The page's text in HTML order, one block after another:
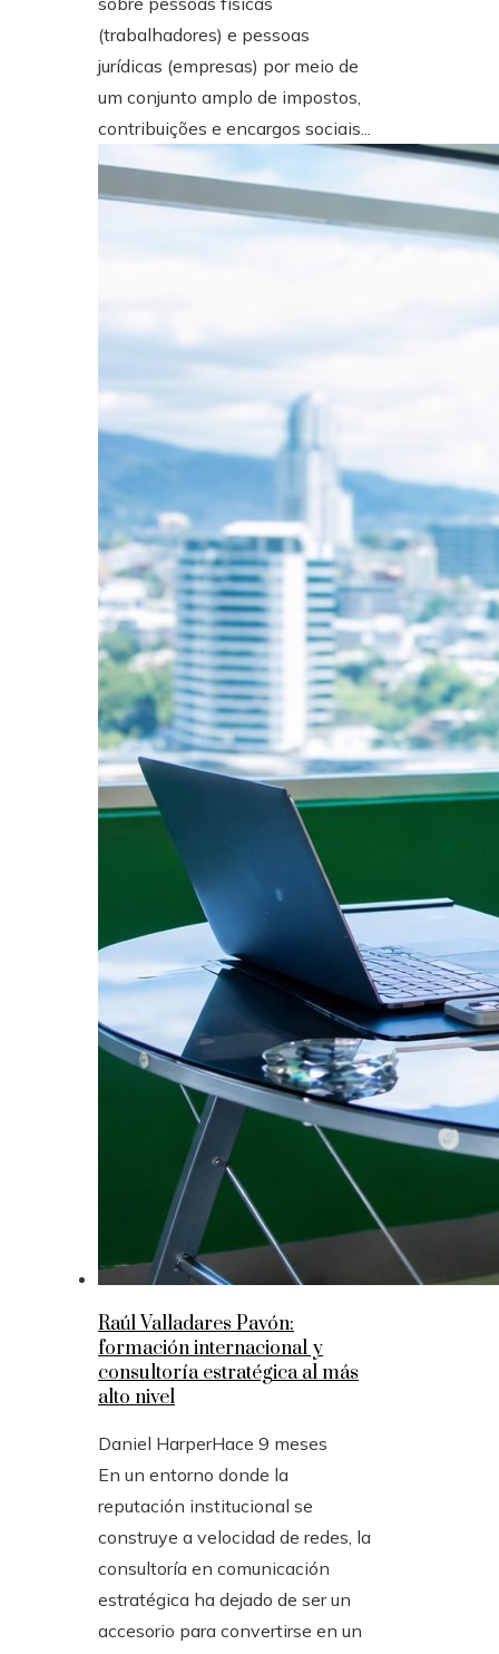
(trabalhadores) e pessoas
jurídicas (empresas) por meio de
um conjunto amplo de impostos,
contribuições e encargos sociais...
Raúl Valladares Pavón:
formación internacional y
consultoría estratégica al más
alto nivel
Daniel HarperHace 9 meses
En un entorno donde la
reputación institucional se
construye a velocidad de redes, la
consultoría en comunicación
estratégica ha dejado de ser un
accesorio para convertirse en un